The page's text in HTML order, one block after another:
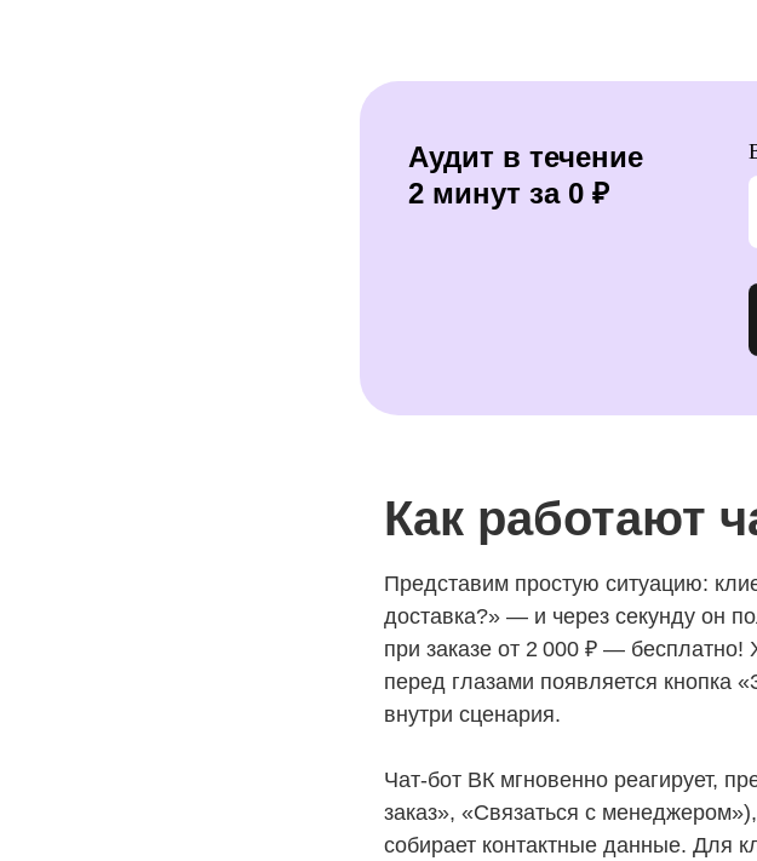
Аудит в течение
2 минут за 0 ₽
Как работают
Представим простую ситуацию:
доставка?» — и через секунду он
при заказе от 2 000 ₽ —
перед глазами появляется кнопка
внутри сценария.
Чат-бот ВК мгновенно реагирует,
заказ», «Связаться с
собирает контактные данные. Для